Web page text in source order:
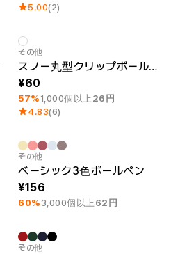
5.00(2)
最小注文数量 100個
その他
スノー丸型クリップボールペン
60
57% 1,000個以上 26円
4.83(6)
最小注文数量 100個
その他
ベーシック3色ボールペン
156
60% 3,000個以上 62円
最小注文数量 50個
その他